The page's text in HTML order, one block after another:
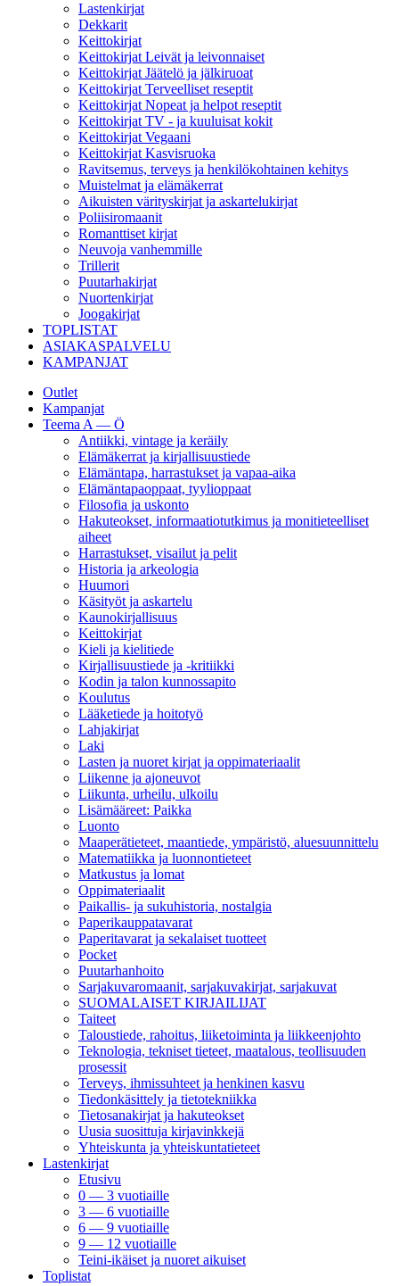
Lastenkirjat
Dekkarit
Keittokirjat
Keittokirjat Leivät ja leivonnaiset
Keittokirjat Jäätelö ja jälkiruoat
Keittokirjat Terveelliset reseptit
Keittokirjat Nopeat ja helpot reseptit
Keittokirjat TV - ja kuuluisat kokit
Keittokirjat Vegaani
Keittokirjat Kasvisruoka
Ravitsemus, terveys ja henkilökohtainen kehitys
Muistelmat ja elämäkerrat
Aikuisten värityskirjat ja askartelukirjat
Poliisiromaanit
Romanttiset kirjat
Neuvoja vanhemmille
Trillerit
Puutarhakirjat
Nuortenkirjat
Joogakirjat
TOPLISTAT
ASIAKASPALVELU
KAMPANJAT
Outlet
Kampanjat
Teema A — Ö
Antiikki, vintage ja keräily
Elämäkerrat ja kirjallisuustiede
Elämäntapa, harrastukset ja vapaa-aika
Elämäntapaoppaat, tyylioppaat
Filosofia ja uskonto
Hakuteokset, informaatiotutkimus ja monitieteelliset
aiheet
Harrastukset, visailut ja pelit
Historia ja arkeologia
Huumori
Käsityöt ja askartelu
Kaunokirjallisuus
Keittokirjat
Kieli ja kielitiede
Kirjallisuustiede ja -kritiikki
Kodin ja talon kunnossapito
Koulutus
Lääketiede ja hoitotyö
Lahjakirjat
Laki
Lasten ja nuoret kirjat ja oppimateriaalit
Liikenne ja ajoneuvot
Liikunta, urheilu, ulkoilu
Lisämääreet: Paikka
Luonto
Maaperätieteet, maantiede, ympäristö, aluesuunnittelu
Matematiikka ja luonnontieteet
Matkustus ja lomat
Oppimateriaalit
Paikallis- ja sukuhistoria, nostalgia
Paperikauppatavarat
Paperitavarat ja sekalaiset tuotteet
Pocket
Puutarhanhoito
Sarjakuvaromaanit, sarjakuvakirjat, sarjakuvat
SUOMALAISET KIRJAILIJAT
Taiteet
Taloustiede, rahoitus, liiketoiminta ja liikkeenjohto
Teknologia, tekniset tieteet, maatalous, teollisuuden
prosessit
Terveys, ihmissuhteet ja henkinen kasvu
Tiedonkäsittely ja tietotekniikka
Tietosanakirjat ja hakuteokset
Uusia suosittuja kirjavinkkejä
Yhteiskunta ja yhteiskuntatieteet
Lastenkirjat
Etusivu
0 — 3 vuotiaille
3 — 6 vuotiaille
6 — 9 vuotiaille
9 — 12 vuotiaille
Teini-ikäiset ja nuoret aikuiset
Toplistat